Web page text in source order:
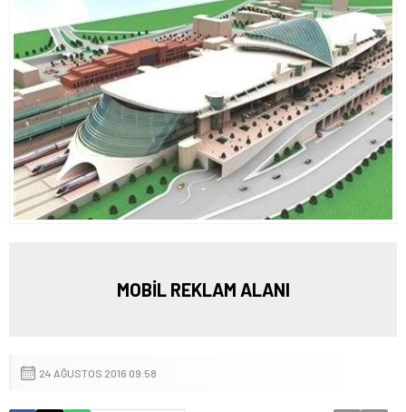
MOBİL REKLAM ALANI
24 AĞUSTOS 2016 09:58